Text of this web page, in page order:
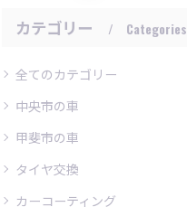
カテゴリー Categories
全てのカテゴリー
中央市の車
甲斐市の車
タイヤ交換
カーコーティング